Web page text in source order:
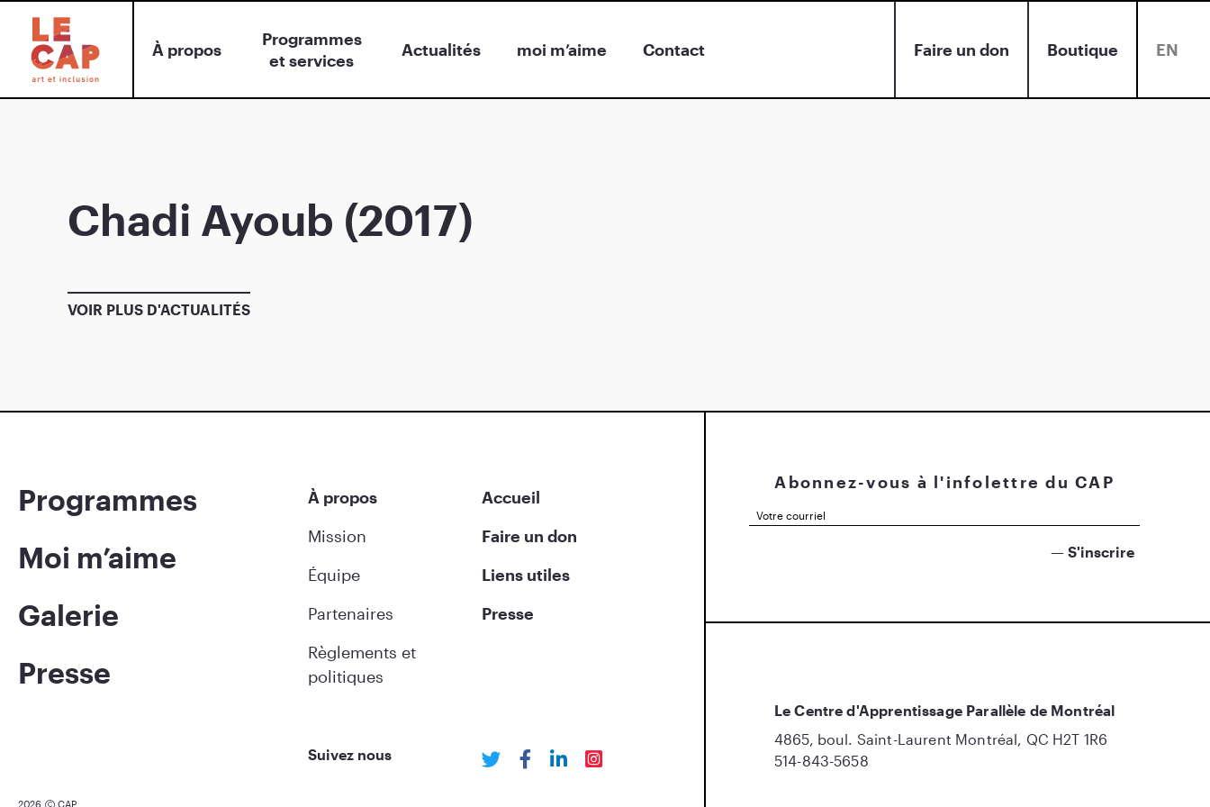
À propos
Programmes
et services
Actualités moi m’aime Contact Faire un don Boutique EN
Chadi Ayoub (2017)
VOIR PLUS D'ACTUALITÉS
Programmes
Moi m’aime
Galerie
Presse
À propos
Mission
Équipe
Partenaires
Règlements et
politiques
Accueil
Faire un don
Liens utiles
Presse
Suivez nous
2026 CAP
Abonnez-vous à l'infolettre du CAP
Le Centre d'Apprentissage Parallèle de Montréal
4865, boul. Saint-Laurent Montréal, QC H2T 1R6
514-843-5658